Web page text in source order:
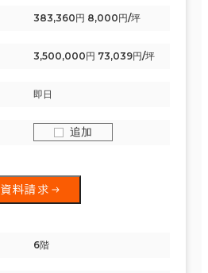
383,360円 8,000円/坪
3,500,000円 73,039円/坪
即日
追加
資料請求
6階